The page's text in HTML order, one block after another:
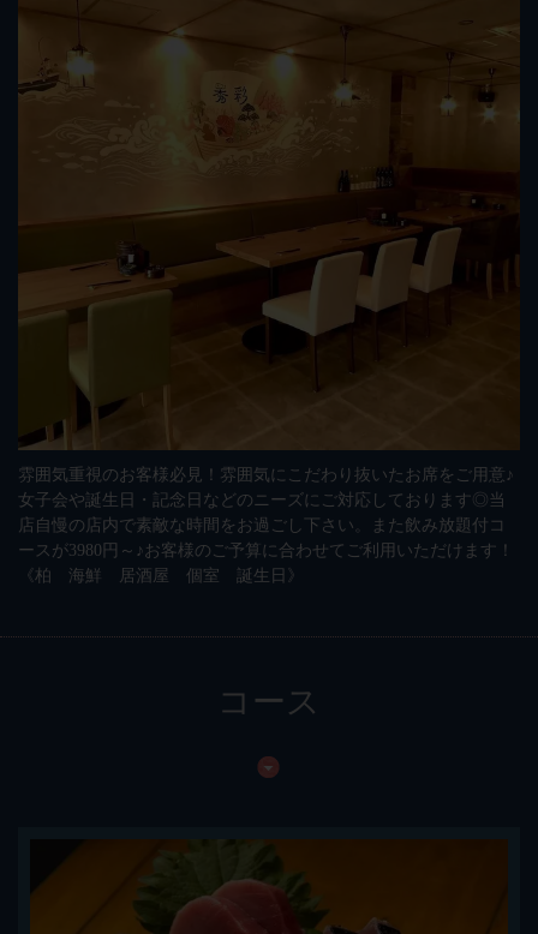
雰囲気重視のお客様必見！雰囲気にこだわり抜いたお席をご用意♪
女子会や誕生日・記念日などのニーズにご対応しております◎当
店自慢の店内で素敵な時間をお過ごし下さい。また飲み放題付コ
ースが3980円～♪お客様のご予算に合わせてご利用いただけます！
《柏 海鮮 居酒屋 個室 誕生日》
コース